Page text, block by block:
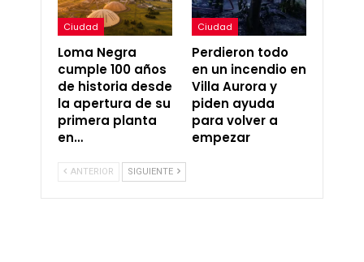
Ciudad
Loma Negra
cumple 100 años
de historia desde
la apertura de su
primera planta
en…
Ciudad
Perdieron todo
en un incendio en
Villa Aurora y
piden ayuda
para volver a
empezar
ANTERIOR SIGUIENTE